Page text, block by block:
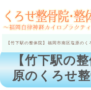
【竹下駅の整体院】福岡市南区塩原のく
【竹下駅の
原のくろせ